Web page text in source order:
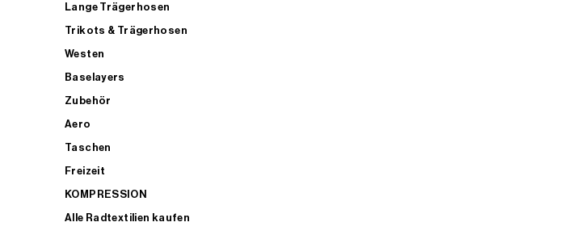
Lange Trägerhosen
Trikots & Trägerhosen
Westen
Baselayers
Zubehör
Aero
Taschen
Freizeit
KOMPRESSION
Alle Radtextilien kaufen